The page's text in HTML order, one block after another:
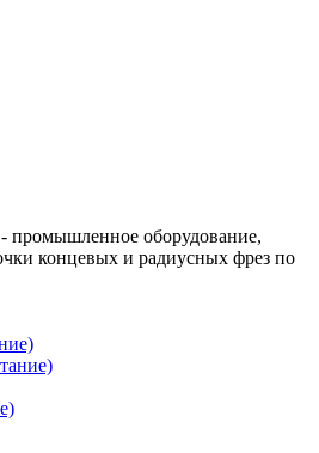
промышленное оборудование,
концевых и радиусных фрез по